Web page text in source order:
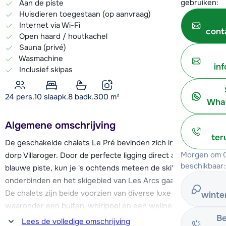
gebruiken:
Morgen om
beschikbaar:
Aan de piste
Huisdieren toegestaan (op aanvraag)
Internet via Wi-Fi
Open haard / houtkachel
Sauna (privé)
Wasmachine
Inclusief skipas
24 pers.10 slaapk.8 badk.300 m²
Algemene omschrijving
De geschakelde chalets Le Pré bevinden zich in het kleine
dorp Villaroger. Door de perfecte ligging direct aan de
blauwe piste, kun je 's ochtends meteen de ski's
onderbinden en het skigebied van Les Arcs gaan ontdekken!
De chalets zijn beide voorzien van diverse luxe faciliteiten,
waaronder een buiten-whirlpool en een wellnessruimte met
sauna.Lees de volledige omschrijving